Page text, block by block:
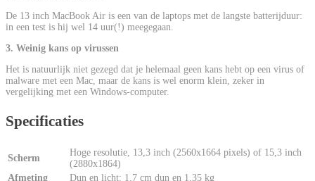
De 13 inch MacBook Air is een van de laptops met de langste batterijduur:
in een test is hij wel 14 uur(!) meegegaan.
3. Weinig kans op virussen
Het is natuurlijk niet gezegd dat je helemaal geen kans hebt op een virus of
malware met een Mac, maar de kans is wel enorm klein, zeker in
vergelijking met een Windows-computer.
Specificaties
Scherm
Hoge resolutie, 13,3 inch (2560x1664 pixels) of 15,3 inch
(2880x1864)
Afmeting
Dun en licht: 1,7 cm dun en 1,35 kg